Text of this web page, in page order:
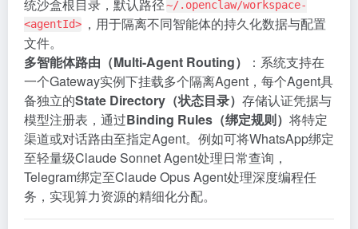
统沙盒根目录，默认路径~/.openclaw/workspace-
<agentId> ，用于隔离不同智能体的持久化数据与配置
文件。
多智能体路由（Multi-Agent Routing）
：系统支持在
一个Gateway实例下挂载多个隔离Agent，每个Agent具
备独立的State Directory（状态目录） 存储认证凭据与
模型注册表，通过Binding Rules（绑定规则） 将特定
渠道或对话路由至指定Agent。例如可将WhatsApp绑定
至轻量级Claude Sonnet Agent处理日常查询，
Telegram绑定至Claude Opus Agent处理深度编程任
务，实现算力资源的精细化分配。